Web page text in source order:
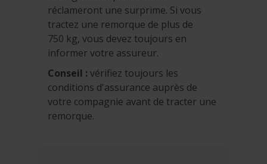
réclameront une surprime. Si vous
tractez une remorque de plus de
750 kg, vous devez toujours en
informer votre assureur.
Conseil : vérifiez toujours les
conditions d'assurance auprès de
votre compagnie avant de tracter une
remorque.